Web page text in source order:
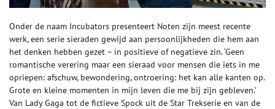
Onder de naam Incubators presenteert Noten zijn meest recente
werk, een serie sieraden gewijd aan persoonlijkheden die hem aan
het denken hebben gezet – in positieve of negatieve zin. ‘Geen
romantische verering maar een sieraad voor mensen die iets in me
opriepen: afschuw, bewondering, ontroering: het kan alle kanten op.
Grote en kleine momenten in mijn leven die me bij zijn gebleven.’
Van Lady Gaga tot de fictieve Spock uit de Star Trekserie en van de